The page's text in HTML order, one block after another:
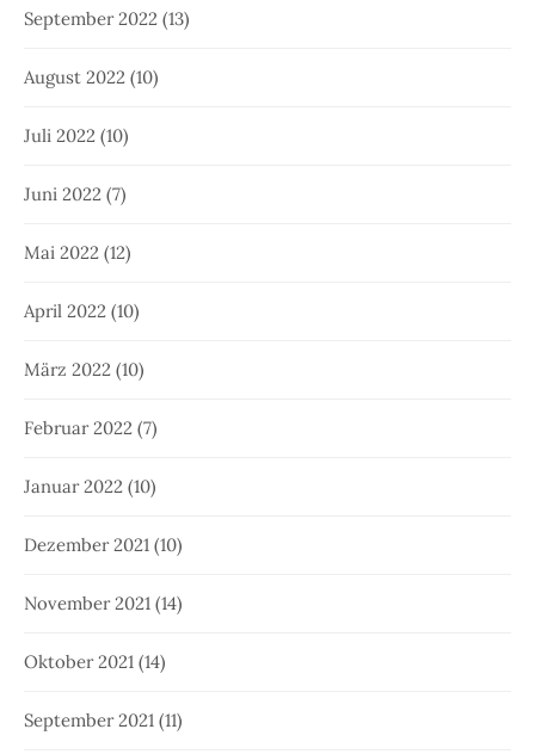
September 2022 (13)
August 2022 (10)
Juli 2022 (10)
Juni 2022 (7)
Mai 2022 (12)
April 2022 (10)
März 2022 (10)
Februar 2022 (7)
Januar 2022 (10)
Dezember 2021 (10)
November 2021 (14)
Oktober 2021 (14)
September 2021 (11)